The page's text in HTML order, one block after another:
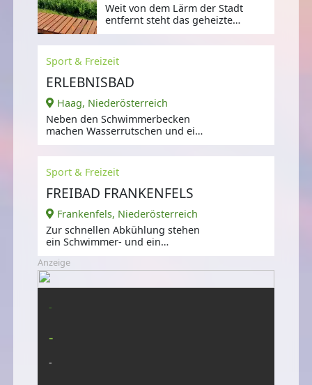
Weit von dem Lärm der Stadt
entfernt steht das geheizte
Alpenfreibad zur Verfügung
seiner Gäste.
Sport & Freizeit
ERLEBNISBAD
Haag, Niederösterreich
Neben den Schwimmerbecken
machen Wasserrutschen und ein
Sport & Freizeit
FREIBAD FRANKENFELS
Frankenfels, Niederösterreich
Zur schnellen Abkühlung stehen
ein Schwimmer- und ein
Wasserrutsche zur
Anzeige
-
-
-